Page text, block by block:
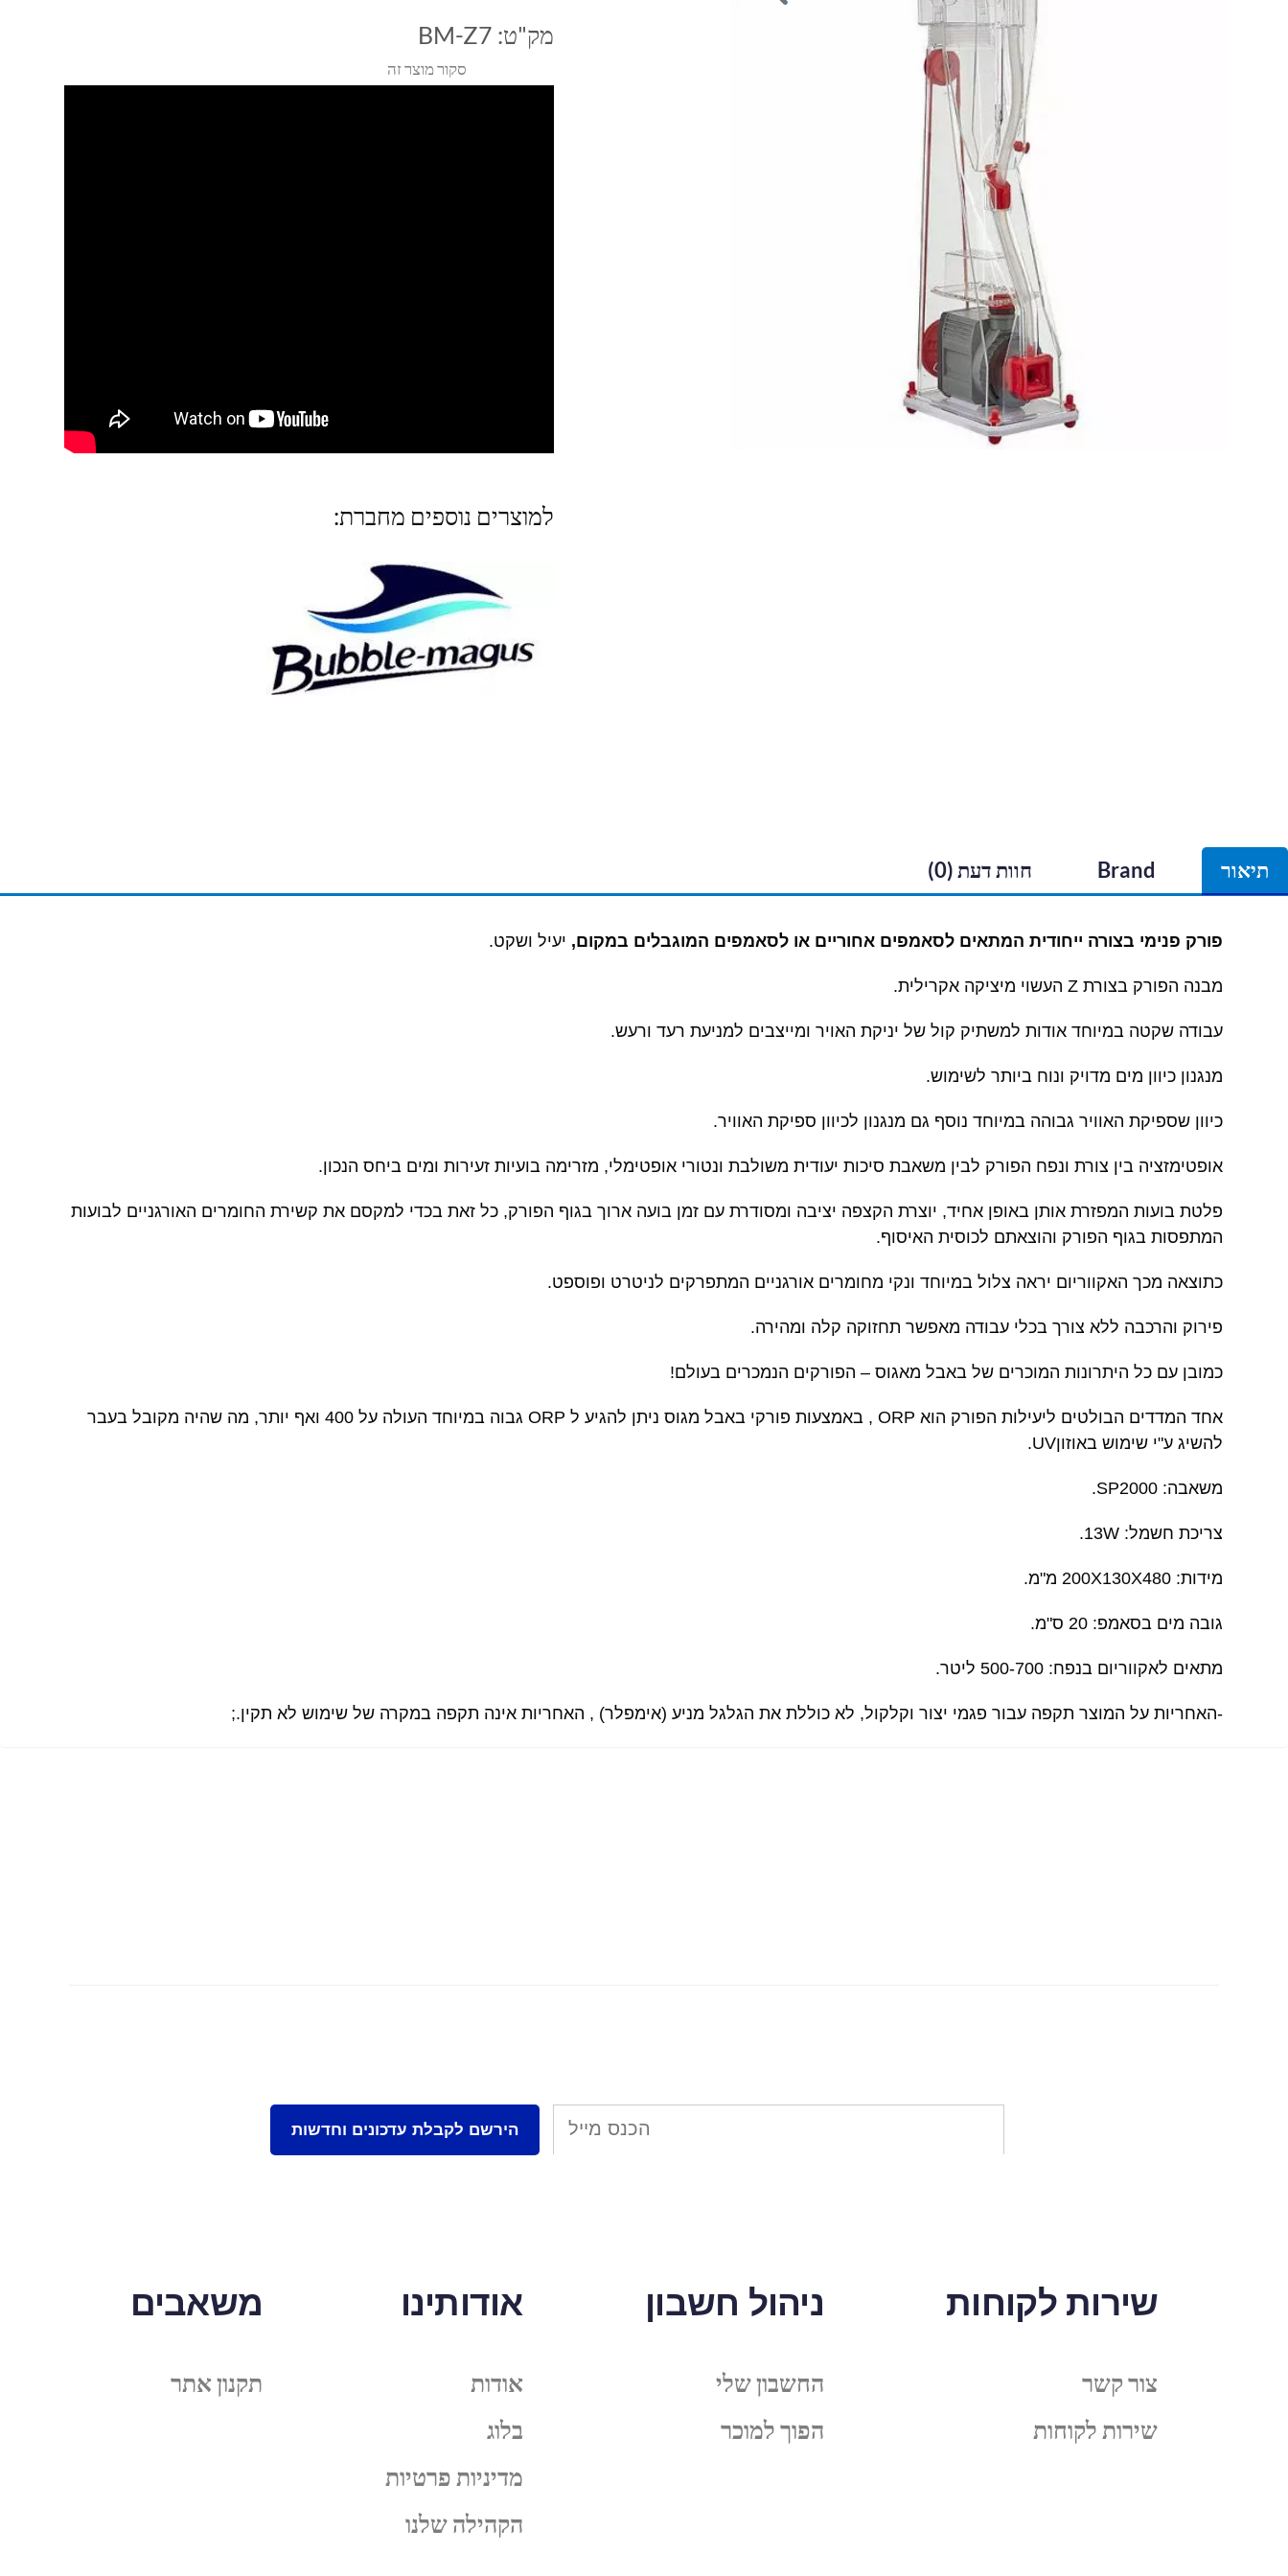
סקור מוצר זה
מק"ט: BM-Z7
למוצרים נוספים מחברת:
תיאור Brand חוות דעת (0)
פורק פנימי בצורה ייחודית המתאים לסאמפים אחוריים או לסאמפים המוגבלים במקום, יעיל ושקט.
מבנה הפורק בצורת Z העשוי מיציקה אקרילית.
עבודה שקטה במיוחד אודות למשתיק קול של יניקת האויר ומייצבים למניעת רעד ורעש.
מנגנון כיוון מים מדויק ונוח ביותר לשימוש.
כיוון שספיקת האוויר גבוהה במיוחד נוסף גם מנגנון לכיוון ספיקת האוויר.
אופטימזציה בין צורת ונפח הפורק לבין משאבת סיכות יעודית משולבת ונטורי אופטימלי, מזרימה בועיות זעירות ומים ביחס הנכון.
פלטת בועות המפזרת אותן באופן אחיד, יוצרת הקצפה יציבה ומסודרת עם זמן בועה ארוך בגוף הפורק, כל זאת בכדי למקסם את קשירת החומרים האורגניים לבועות
המתפסות בגוף הפורק והוצאתם לכוסית האיסוף.
כתוצאה מכך האקווריום יראה צלול במיוחד ונקי מחומרים אורגניים המתפרקים לניטרט ופוספט.
פירוק והרכבה ללא צורך בכלי עבודה מאפשר תחזוקה קלה ומהירה.
כמובן עם כל היתרונות המוכרים של באבל מאגוס – הפורקים הנמכרים בעולם!
אחד המדדים הבולטים ליעילות הפורק הוא ORP , באמצעות פורקי באבל מגוס ניתן להגיע ל ORP גבוה במיוחד העולה על 400 ואף יותר, מה שהיה מקובל בעבר
להשיג ע"י שימוש באוזוןUV.
משאבה: SP2000.
צריכת חשמל: 13W.
מידות: 200X130X480 מ"מ.
גובה מים בסאמפ: 20 ס"מ.
מתאים לאקווריום בנפח: 500-700 ליטר.
-האחריות על המוצר תקפה עבור פגמי יצור וקלקול, לא כוללת את הגלגל מניע (אימפלר) , האחריות אינה תקפה במקרה של שימוש לא תקין.;
שירות לקוחות
צור קשר
שירות לקוחות
ניהול חשבון
החשבון שלי
הפוך למוכר
אודותינו
אודות
בלוג
מדיניות פרטיות
הקהילה שלנו
משאבים
תקנון אתר